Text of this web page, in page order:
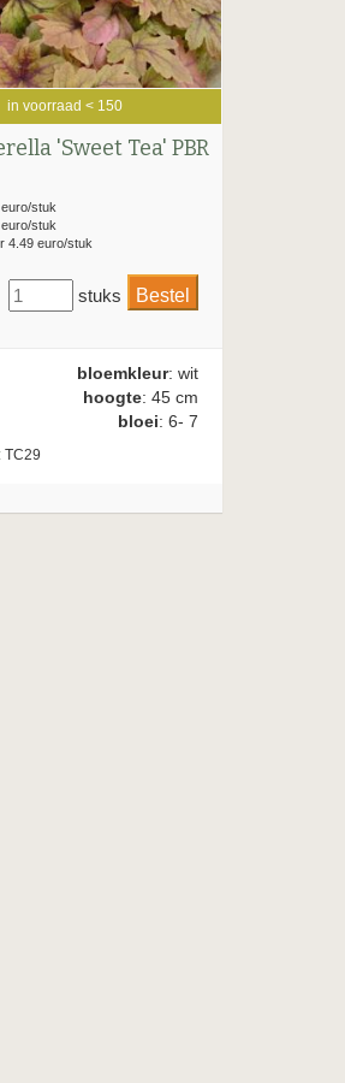
in voorraad < 150
'Sweet Tea' PBR
stuk
stuk
4.49 euro/stuk
stuks
bloemkleur: wit
hoogte: 45 cm
bloei: 6- 7
TC29